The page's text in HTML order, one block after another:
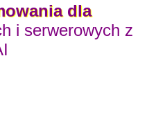
dla
i serwerowych z